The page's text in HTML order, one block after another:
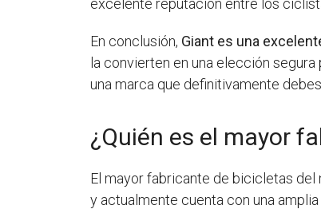
En conclusión, Giant es una
la convierten en una elección
una marca que definitivamente
¿Quién es el mayor
El mayor fabricante de bicicletas del
y actualmente cuenta con una